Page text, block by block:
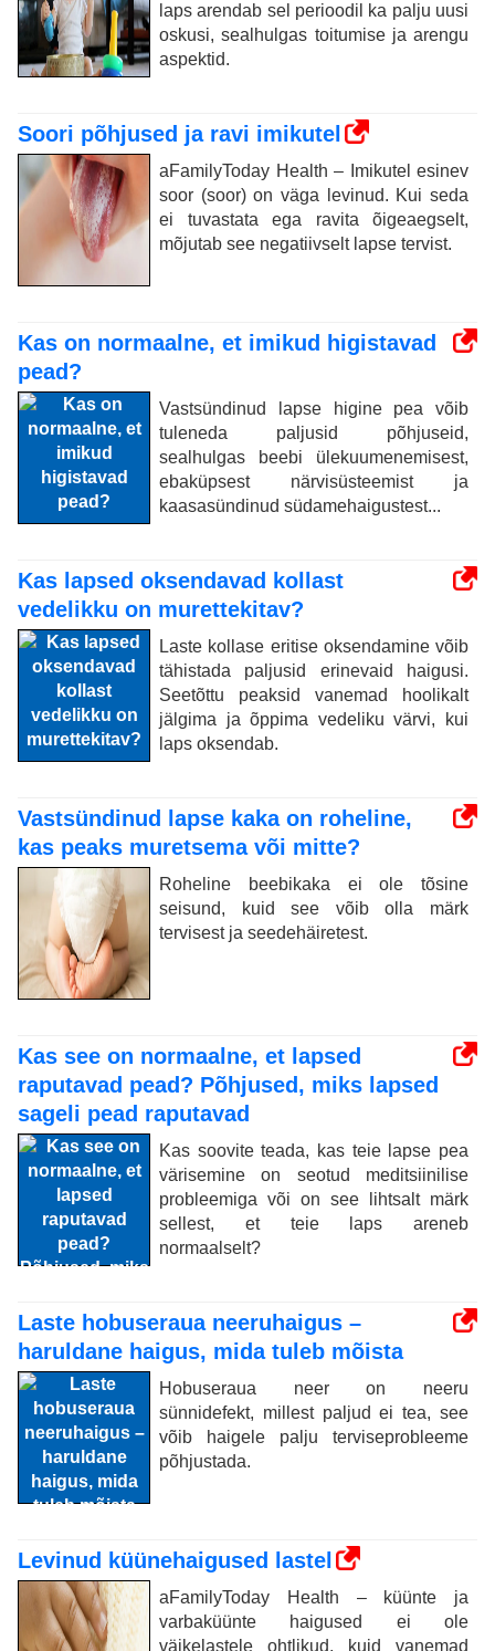
laps arendab sel perioodil ka palju uusi
oskusi, sealhulgas toitumise ja arengu
aspektid.
Soori põhjused ja ravi imikutel
aFamilyToday Health – Imikutel esinev
soor (soor) on väga levinud. Kui seda
ei tuvastata ega ravita õigeaegselt,
mõjutab see negatiivselt lapse tervist.
Kas on normaalne, et imikud higistavad
pead?
Vastsündinud lapse higine pea võib
tuleneda paljusid põhjuseid,
sealhulgas beebi ülekuumenemisest,
ebaküpsest närvisüsteemist ja
kaasasündinud südamehaigustest...
Kas lapsed oksendavad kollast
vedelikku on murettekitav?
Laste kollase eritise oksendamine võib
tähistada paljusid erinevaid haigusi.
Seetõttu peaksid vanemad hoolikalt
jälgima ja õppima vedeliku värvi, kui
laps oksendab.
Vastsündinud lapse kaka on roheline,
kas peaks muretsema või mitte?
Roheline beebikaka ei ole tõsine
seisund, kuid see võib olla märk
tervisest ja seedehäiretest.
Kas see on normaalne, et lapsed
raputavad pead? Põhjused, miks lapsed
sageli pead raputavad
Kas soovite teada, kas teie lapse pea
värisemine on seotud meditsiinilise
probleemiga või on see lihtsalt märk
sellest, et teie laps areneb
normaalselt?
Laste hobuseraua neeruhaigus –
haruldane haigus, mida tuleb mõista
Hobuseraua neer on neeru
sünnidefekt, millest paljud ei tea, see
võib haigele palju terviseprobleeme
põhjustada.
Levinud küünehaigused lastel
aFamilyToday Health – küünte ja
varbaküünte haigused ei ole
väikelastele ohtlikud, kuid vanemad